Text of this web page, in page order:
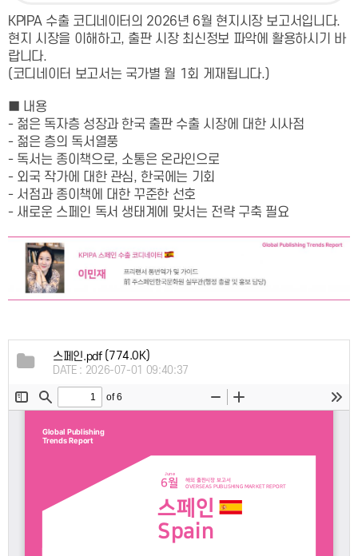
KPIPA 수출 코디네이터의 2026년 6월 현지시장 보고서입니다.
현지 시장을 이해하고, 출판 시장 최신정보 파악에 활용하시기 바
랍니다.
(코디네이터 보고서는 국가별 월 1회 게재됩니다.)
■ 내용
- 젊은 독자층 성장과 한국 출판 수출 시장에 대한 시사점
- 젊은 층의 독서열풍
- 독서는 종이책으로, 소통은 온라인으로
- 외국 작가에 대한 관심, 한국에는 기회
- 서점과 종이책에 대한 꾸준한 선호
- 새로운 스페인 독서 생태계에 맞서는 전략 구축 필요
스페인.pdf(774.0K)
DATE : 2026-07-01 09:40:37